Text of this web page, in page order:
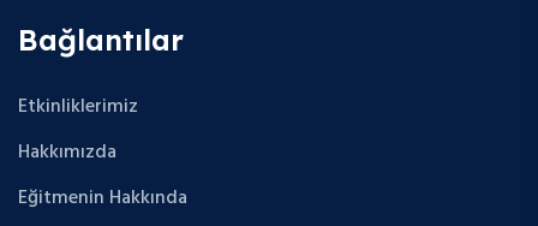
Bağlantılar
Etkinliklerimiz
Hakkımızda
Eğitmenin Hakkında